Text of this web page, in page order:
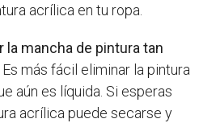
acrílica en tu ropa.
la mancha de pintura tan
Es más fácil eliminar la pintura
aún es líquida. Si esperas
acrílica puede secarse y